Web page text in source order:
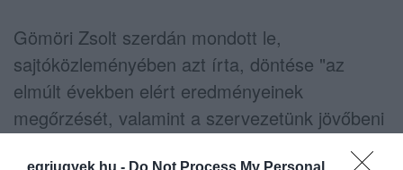
egriugyek.hu - Do Not Process My Personal
Gömöri Zsolt szerdán mondott le,
sajtóközleményében azt írta, döntése "az
elmúlt években elért eredményeinek
megőrzését, valamint a szervezetünk jövőbeni